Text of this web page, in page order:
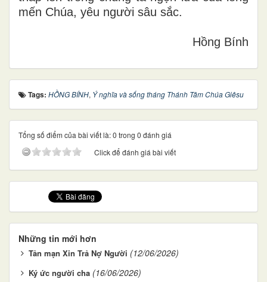
mến Chúa, yêu người sâu sắc.
Hồng Bính
Tags: HỒNG BÍNH, Ý nghĩa và sống tháng Thánh Tâm Chúa Giêsu
Tổng số điểm của bài viết là: 0 trong 0 đánh giá
Click để đánh giá bài viết
Những tin mới hơn
Tản mạn Xin Trả Nợ Người (12/06/2026)
Ký ức người cha (16/06/2026)